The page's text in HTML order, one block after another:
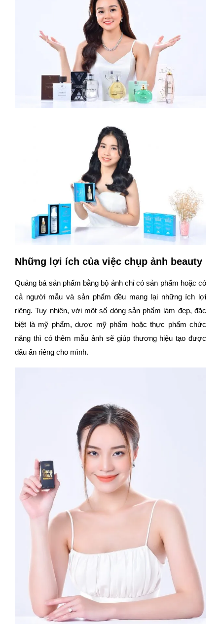
Những lợi ích của việc chụp ảnh beauty
Quảng bá sản phẩm bằng bộ ảnh chỉ có sản phẩm hoặc có
cả người mẫu và sản phẩm đều mang lại những ích lợi
riêng. Tuy nhiên, với một số dòng sản phẩm làm đẹp, đặc
biệt là mỹ phẩm, dược mỹ phẩm hoặc thực phẩm chức
năng thì có thêm mẫu ảnh sẽ giúp thương hiệu tạo được
dấu ấn riêng cho mình.